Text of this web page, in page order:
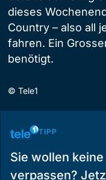
dieses
Country – also all
fahren. Ein
benötigt.
© Tele1
TIPP
Sie wollen
verpassen?